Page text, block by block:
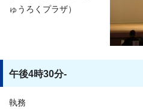
ゅうろくプラザ）
午後4時30分-
執務